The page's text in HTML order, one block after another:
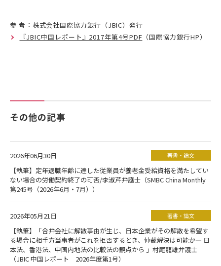
参 考：株式会社国際協力銀行（JBIC）発行
『JBIC中国レポート』2017年第4号PDF （国際協力銀行HP）
その他の記事
2026年06月30日 著書・論文
【執筆】定年退職年齢に達した従業員が養老金受給資格を満たしてい
ない場合の労働契約終了の可否/李淑芹弁護士（SMBC China Monthly
第245号（2026年6月・7月））
2026年05月21日 著書・論文
【執筆】「合弁会社に解散事由が生じ、日本企業がその解散を希望す
る場合に相手方当事者がこれを拒否するとき、仲裁解決は可能か― 日
本法、香港法、中国内地法の比較法の観点から 」村尾龍雄弁護士
（JBIC 中国レポート 2026年度第1号）